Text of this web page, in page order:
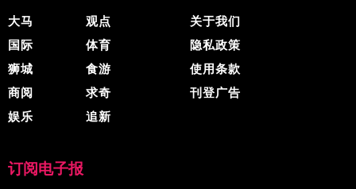
大马
国际
狮城
商阅
娱乐
观点
体育
食游
求奇
追新
关于我们
隐私政策
使用条款
刊登广告
订阅电子报